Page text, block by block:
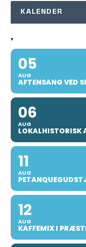
KALENDER
,
05
AUG
AFTENSANG VED
06
AUG
LOKALHISTORISK
11
AUG
12
AUG
KAFFEMIX I